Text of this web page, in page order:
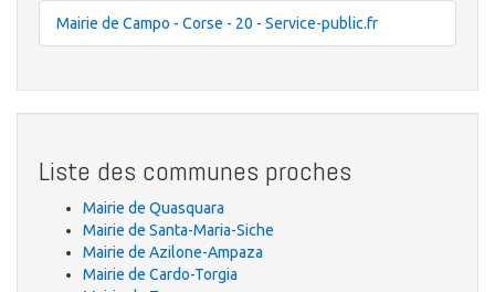
Mairie de Campo - Corse - 20 - Service-public.fr
Liste des communes proches
Mairie de Quasquara
Mairie de Santa-Maria-Siche
Mairie de Azilone-Ampaza
Mairie de Cardo-Torgia